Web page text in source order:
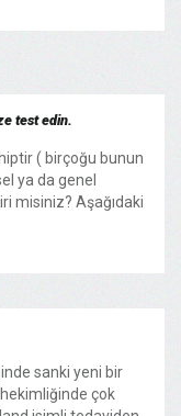
test edin.
( birçoğu bunun
ya da genel
misiniz? Aşağıdaki
sanki yeni bir
çok